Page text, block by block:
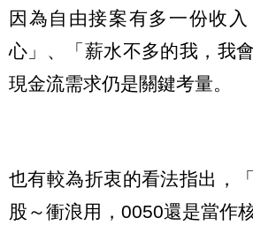
因為自由接案有多一份收
心」、「薪水不多的我，我
現金流需求仍是關鍵考量。
也有較為折衷的看法指出，
股～衝浪用，0050還是當作